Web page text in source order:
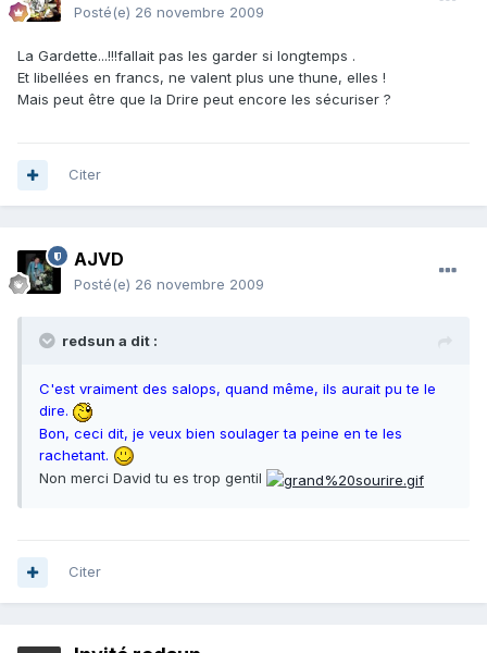
Posté(e) 26 novembre 2009
La Gardette...!!!fallait pas les garder si longtemps .
Et libellées en francs, ne valent plus une thune, elles !
Mais peut être que la Drire peut encore les sécuriser ?
Citer
AJVD
Posté(e) 26 novembre 2009
redsun a dit :
C'est vraiment des salops, quand même, ils aurait pu te le
dire.
Bon, ceci dit, je veux bien soulager ta peine en te les
rachetant.
Non merci David tu es trop gentil
Citer